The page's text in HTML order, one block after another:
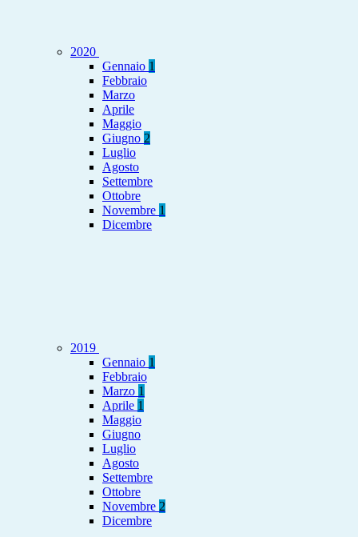
2020
Gennaio 1
Febbraio
Marzo
Aprile
Maggio
Giugno 2
Luglio
Agosto
Settembre
Ottobre
Novembre 1
Dicembre
2019
Gennaio 1
Febbraio
Marzo 1
Aprile 1
Maggio
Giugno
Luglio
Agosto
Settembre
Ottobre
Novembre 2
Dicembre